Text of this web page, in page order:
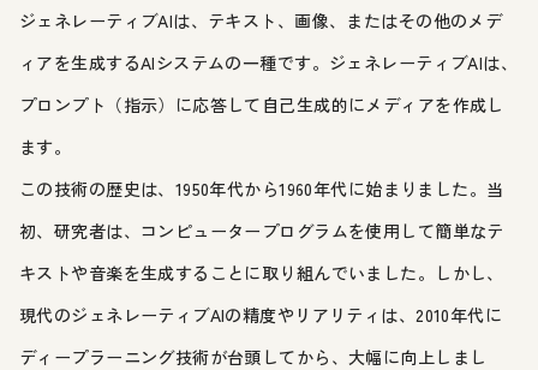
ジェネレーティブAIは、テキスト、画像、またはその他のメデ
ィアを生成するAIシステムの一種です。ジェネレーティブAIは、
プロンプト（指示）に応答して自己生成的にメディアを作成し
ます。
この技術の歴史は、1950年代から1960年代に始まりました。当
初、研究者は、コンピュータープログラムを使用して簡単なテ
キストや音楽を生成することに取り組んでいました。しかし、
現代のジェネレーティブAIの精度やリアリティは、2010年代に
ディープラーニング技術が台頭してから、大幅に向上しまし